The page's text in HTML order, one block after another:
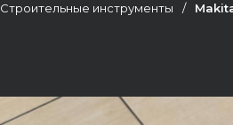
Строительные инструменты /